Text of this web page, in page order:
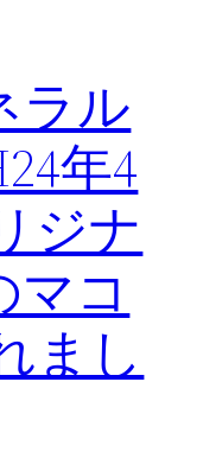
ラル
年4
ジナ
マコ
まし